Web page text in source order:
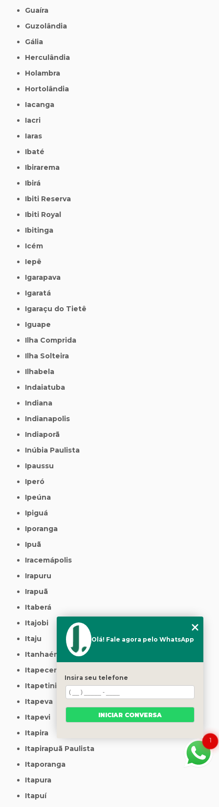
Guaíra
Guzolândia
Gália
Herculândia
Holambra
Hortolândia
Iacanga
Iacri
Iaras
Ibaté
Ibirarema
Ibirá
Ibiti Reserva
Ibiti Royal
Ibitinga
Icém
Iepê
Igarapava
Igaratá
Igaraçu do Tietê
Iguape
Ilha Comprida
Ilha Solteira
Ilhabela
Indaiatuba
Indiana
Indianapolis
Indiaporã
Inúbia Paulista
Ipaussu
Iperó
Ipeúna
Ipiguá
Iporanga
Ipuã
Iracemápolis
Irapuru
Irapuã
Itaberá
Itajobi
Itaju
Itanhaém
Itapecerica da Serra
Itapetininga
Itapeva
Itapevi
Itapira
Itapirapuã Paulista
Itaporanga
Itapura
Itapuí
1
Olá! Fale agora pelo WhatsApp
Insira seu telefone
INICIAR CONVERSA